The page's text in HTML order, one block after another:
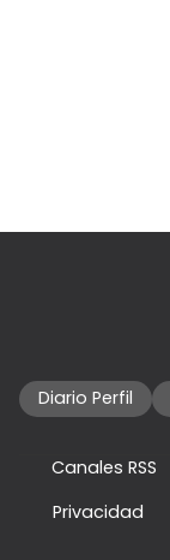
Diario Perfil
Canales RSS
Privacidad